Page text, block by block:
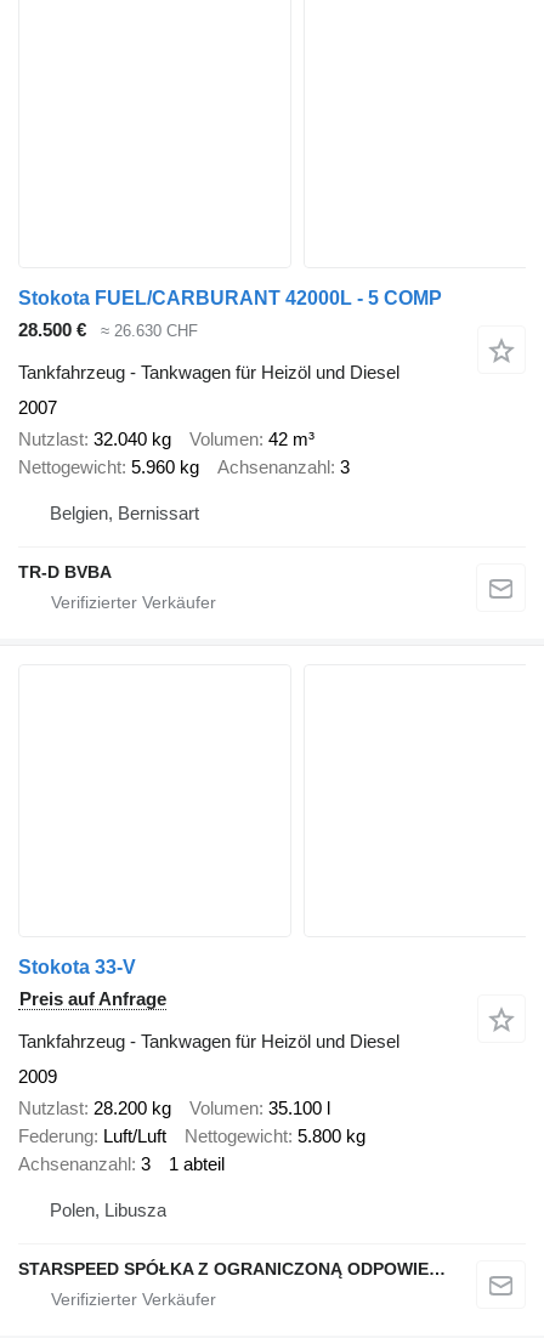
Stokota FUEL/CARBURANT 42000L - 5 COMP
28.500 €
≈ 26.630 CHF
Tankfahrzeug - Tankwagen für Heizöl und Diesel
2007
Nutzlast 32.040 kg Volumen 42 m³
Nettogewicht 5.960 kg Achsenanzahl 3
Belgien, Bernissart
TR-D BVBA
Stokota 33-V
Preis auf Anfrage
Tankfahrzeug - Tankwagen für Heizöl und Diesel
2009
Nutzlast 28.200 kg Volumen 35.100 l
Federung Luft/Luft Nettogewicht 5.800 kg
Achsenanzahl 3 1 abteil
Polen, Libusza
STARSPEED SPÓŁKA Z OGRANICZONĄ ODPOWIEDZIALNOŚCIĄ